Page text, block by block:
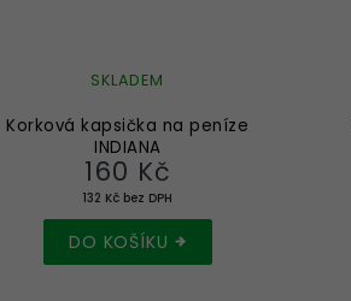
Korková kapsička na peníze
INDIANA
SKLADEM
132 Kč bez DPH
160 Kč
DO KOŠÍKU